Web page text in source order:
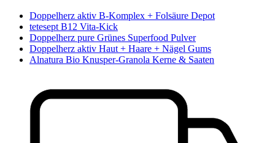
Doppelherz aktiv B-Komplex + Folsäure Depot
tetesept B12 Vita-Kick
Doppelherz pure Grünes Superfood Pulver
Doppelherz aktiv Haut + Haare + Nägel Gums
Alnatura Bio Knusper-Granola Kerne & Saaten